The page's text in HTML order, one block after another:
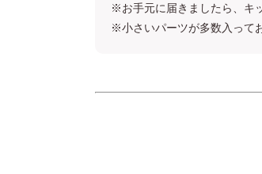
※お手元に届きましたら、キ
※小さいパーツが多数入って